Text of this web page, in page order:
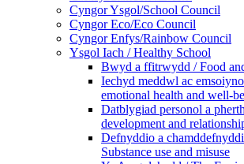
Cyngor Ysgol/School Council
Cyngor Eco/Eco Council
Cyngor Enfys/Rainbow Council
Ysgol Iach / Healthy School
Bwyd a ffitrwydd / Food
Iechyd meddwl ac
emotional health and well-
Datblygiad personol a
development and
Defnyddio a
Substance use and misuse